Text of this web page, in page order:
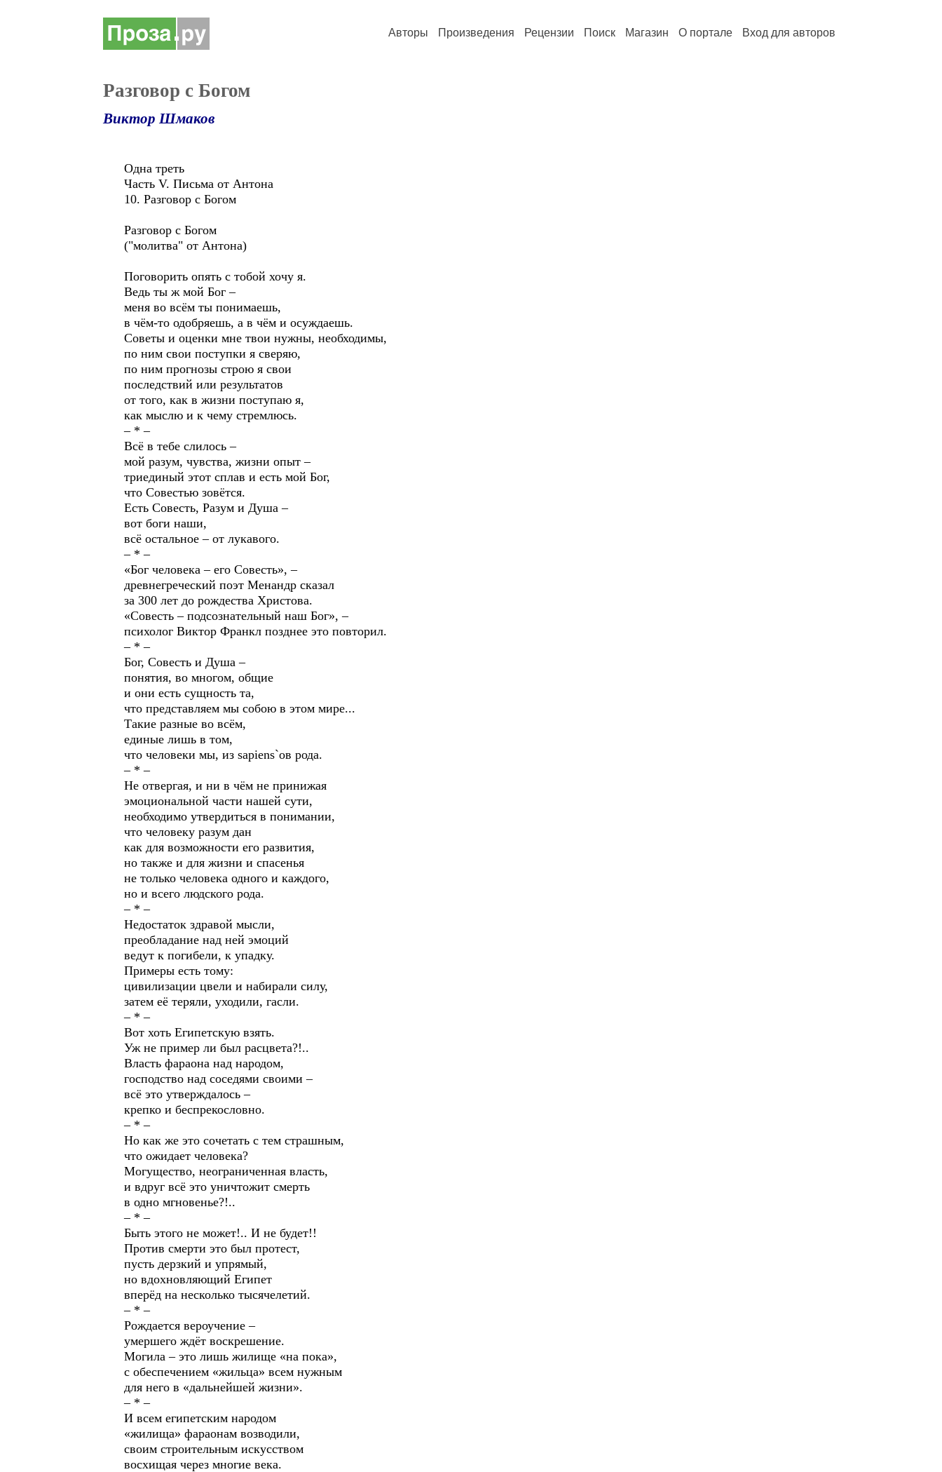
Авторы Произведения Рецензии Поиск Магазин О портале Вход для авторов
Разговор с Богом
Виктор Шмаков
Одна треть
Часть V. Письма от Антона
10. Разговор с Богом
Разговор с Богом
("молитва" от Антона)
Поговорить опять с тобой хочу я.
Ведь ты ж мой Бог –
меня во всём ты понимаешь,
в чём-то одобряешь, а в чём и осуждаешь.
Советы и оценки мне твои нужны, необходимы,
по ним свои поступки я сверяю,
по ним прогнозы строю я свои
последствий или результатов
от того, как в жизни поступаю я,
как мыслю и к чему стремлюсь.
– * –
Всё в тебе слилось –
мой разум, чувства, жизни опыт –
триединый этот сплав и есть мой Бог,
что Совестью зовётся.
Есть Совесть, Разум и Душа –
вот боги наши,
всё остальное – от лукавого.
– * –
«Бог человека – его Совесть», –
древнегреческий поэт Менандр сказал
за 300 лет до рождества Христова.
«Совесть – подсознательный наш Бог», –
психолог Виктор Франкл позднее это повторил.
– * –
Бог, Совесть и Душа –
понятия, во многом, общие
и они есть сущность та,
что представляем мы собою в этом мире...
Такие разные во всём,
единые лишь в том,
что человеки мы, из sapiens`ов рода.
– * –
Не отвергая, и ни в чём не принижая
эмоциональной части нашей сути,
необходимо утвердиться в понимании,
что человеку разум дан
как для возможности его развития,
но также и для жизни и спасенья
не только человека одного и каждого,
но и всего людского рода.
– * –
Недостаток здравой мысли,
преобладание над ней эмоций
ведут к погибели, к упадку.
Примеры есть тому:
цивилизации цвели и набирали силу,
затем её теряли, уходили, гасли.
– * –
Вот хоть Египетскую взять.
Уж не пример ли был расцвета?!..
Власть фараона над народом,
господство над соседями своими –
всё это утверждалось –
крепко и беспрекословно.
– * –
Но как же это сочетать с тем страшным,
что ожидает человека?
Могущество, неограниченная власть,
и вдруг всё это уничтожит смерть
в одно мгновенье?!..
– * –
Быть этого не может!.. И не будет!!
Против смерти это был протест,
пусть дерзкий и упрямый,
но вдохновляющий Египет
вперёд на несколько тысячелетий.
– * –
Рождается вероучение –
умершего ждёт воскрешение.
Могила – это лишь жилище «на пока»,
с обеспечением «жильца» всем нужным
для него в «дальнейшей жизни».
– * –
И всем египетским народом
«жилища» фараонам возводили,
своим строительным искусством
восхищая через многие века.